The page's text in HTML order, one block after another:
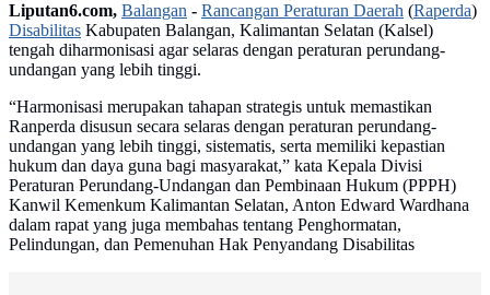
Liputan6.com, Balangan - Rancangan Peraturan Daerah (Raperda)
Disabilitas Kabupaten Balangan, Kalimantan Selatan (Kalsel)
tengah diharmonisasi agar selaras dengan peraturan perundang-
undangan yang lebih tinggi.
“Harmonisasi merupakan tahapan strategis untuk memastikan
Ranperda disusun secara selaras dengan peraturan perundang-
undangan yang lebih tinggi, sistematis, serta memiliki kepastian
hukum dan daya guna bagi masyarakat,” kata Kepala Divisi
Peraturan Perundang-Undangan dan Pembinaan Hukum (PPPH)
Kanwil Kemenkum Kalimantan Selatan, Anton Edward Wardhana
dalam rapat yang juga membahas tentang Penghormatan,
Pelindungan, dan Pemenuhan Hak Penyandang Disabilitas